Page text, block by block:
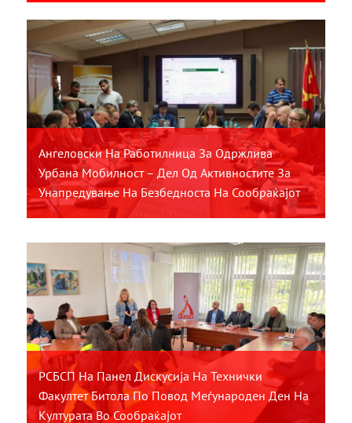
Ангеловски На Работилница За Одржлива
Урбана Мобилност – Дел Од Активностите За
Унапредување На Безбедноста На Сообраќајот
РСБСП На Панел Дискусија На Технички
Факултет Битола По Повод Меѓународен Ден На
Културата Во Сообраќајот